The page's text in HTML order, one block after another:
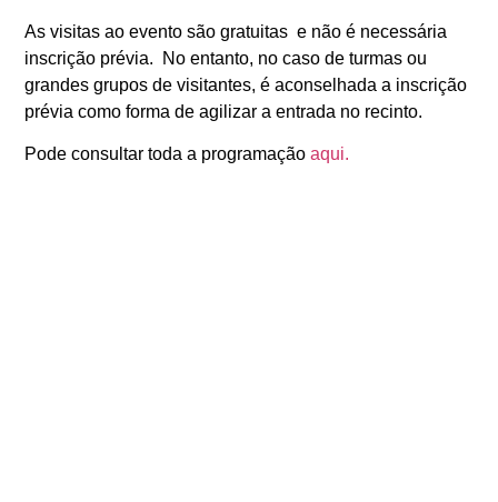
As visitas ao evento são gratuitas e não é necessária
inscrição prévia. No entanto, no caso de turmas ou
grandes grupos de visitantes, é aconselhada a inscrição
prévia como forma de agilizar a entrada no recinto.
Pode consultar toda a programaçãoaqui.